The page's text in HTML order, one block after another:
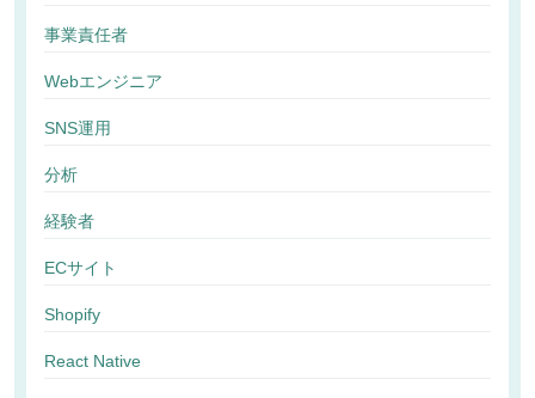
事業責任者
Webエンジニア
SNS運用
分析
経験者
ECサイト
Shopify
React Native